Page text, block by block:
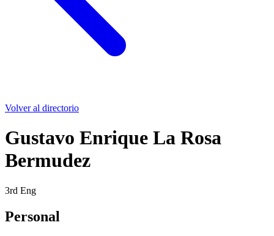
Volver al directorio
Gustavo Enrique La Rosa
Bermudez
3rd Eng
Personal